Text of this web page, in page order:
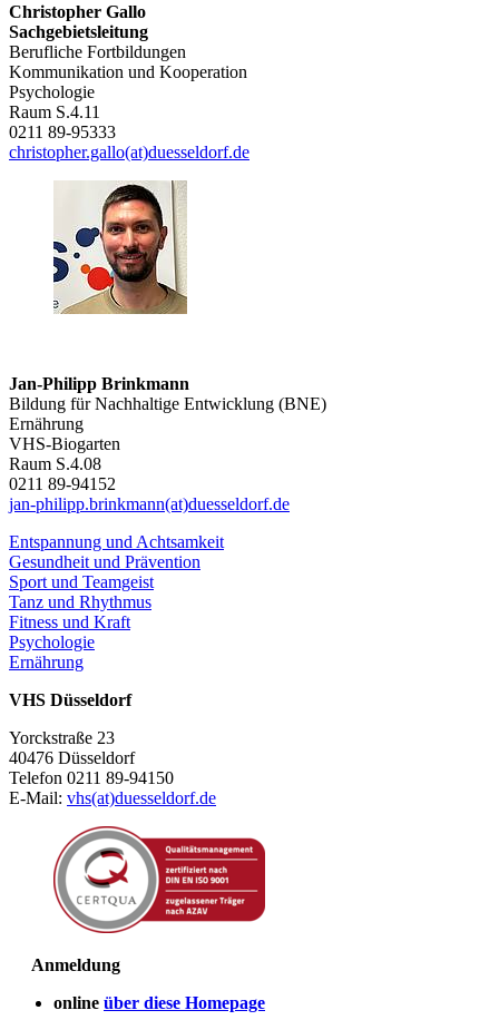
Christopher Gallo
Sachgebietsleitung
Berufliche Fortbildungen
Kommunikation und Kooperation
Psychologie
Raum S.4.11
0211 89-95333
christopher.gallo(at)duesseldorf.de
Jan-Philipp Brinkmann
Bildung für Nachhaltige Entwicklung (BNE)
Ernährung
VHS-Biogarten
Raum S.4.08
0211 89-94152
jan-philipp.brinkmann(at)duesseldorf.de
Entspannung und Achtsamkeit
Gesundheit und Prävention
Sport und Teamgeist
Tanz und Rhythmus
Fitness und Kraft
Psychologie
Ernährung
VHS Düsseldorf
Yorckstraße 23
40476 Düsseldorf
Telefon 0211 89-94150
E-Mail: vhs(at)duesseldorf.de
Anmeldung
online über diese Homepage